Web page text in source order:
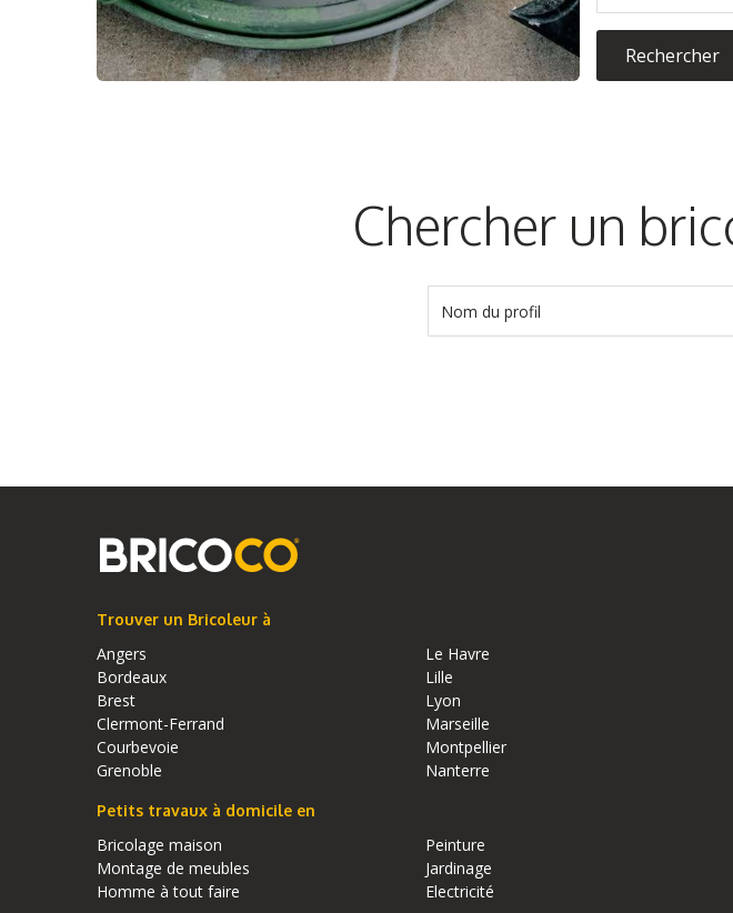
Rechercher
Chercher un
Nom du profil
Trouver un Bricoleur à
Angers
Bordeaux
Brest
Clermont-Ferrand
Courbevoie
Grenoble
Le Havre
Lille
Lyon
Marseille
Montpellier
Nanterre
Petits travaux à domicile en
Bricolage maison
Montage de meubles
Homme à tout faire
Peinture
Jardinage
Electricité